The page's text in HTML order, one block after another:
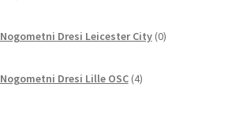
Nogometni Dresi Leicester City 0izdelkov
Nogometni Dresi Lille OSC 4izdelki